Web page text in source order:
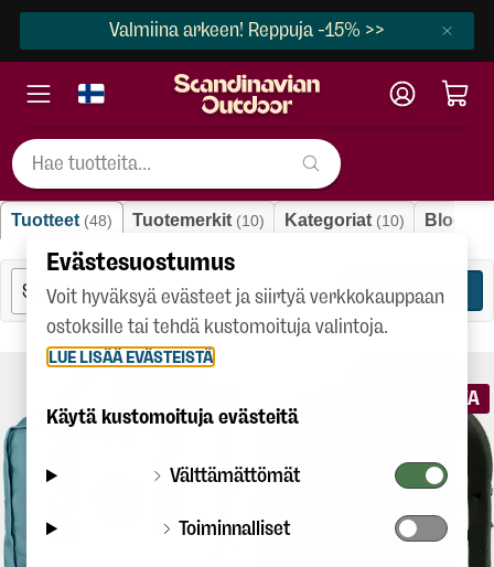
Valmiina arkeen! Reppuja -15% >>
Haku
Tuotteet (48) Tuotemerkit (10) Kategoriat (10) Blogit
SUODATA
REPUT -15%
KLUBIHINTA
Evästesuostumus
Voit hyväksyä evästeet ja siirtyä verkkokauppaan
ostoksille tai tehdä kustomoituja valintoja.
LUE LISÄÄ EVÄSTEISTÄ
Käytä kustomoituja evästeitä
Välttämättömät
Toiminnalliset